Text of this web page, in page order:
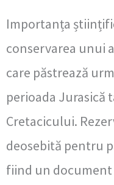
Importanța
conservarea unui
care păstrează
perioada Jurasică
Cretacicului.
deosebită pentru
fiind un